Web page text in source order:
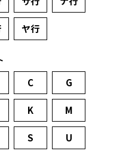
ヤ行
C G
K M
S U